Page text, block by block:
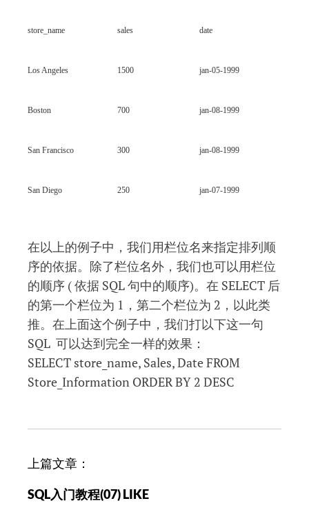
store_name sales date
Los Angeles 1500 jan-05-1999
Boston 700 jan-08-1999
San Francisco 300 jan-08-1999
San Diego 250 jan-07-1999
在以上的例子中，我们用栏位名来指定排列顺
序的依据。除了栏位名外，我们也可以用栏位
的顺序 ( 依据 SQL 句中的顺序)。在 SELECT 后
的第一个栏位为 1，第二个栏位为 2，以此类
推。在上面这个例子中，我们打以下这一句
SQL 可以达到完全一样的效果：
SELECT store_name, Sales, Date FROM
Store_Information ORDER BY 2 DESC
文
导
上篇文章：
SQL入门教程(07) LIKE